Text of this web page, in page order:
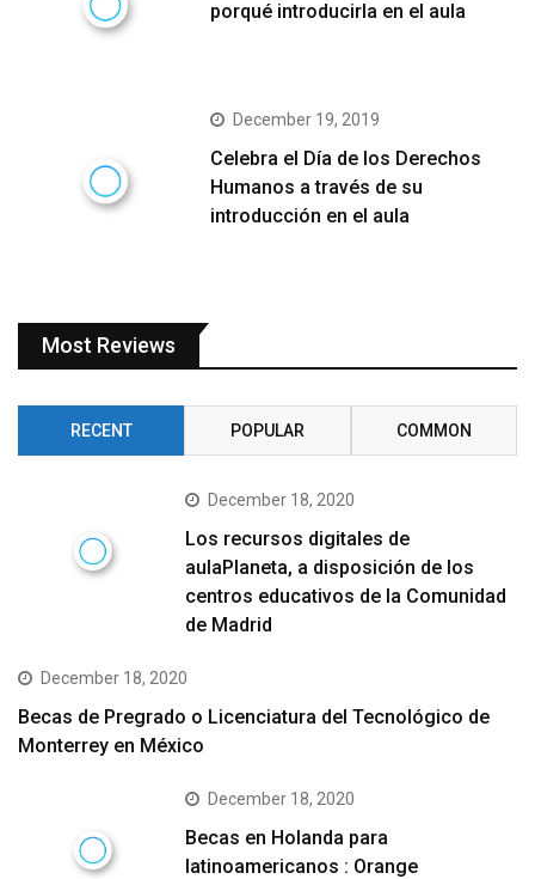
porqué introducirla en el aula
December 19, 2019
Celebra el Día de los Derechos
Humanos a través de su
introducción en el aula
Most Reviews
RECENT POPULAR COMMON
December 18, 2020
Los recursos digitales de
aulaPlaneta, a disposición de los
centros educativos de la Comunidad
de Madrid
December 18, 2020
Becas de Pregrado o Licenciatura del Tecnológico de
Monterrey en México
December 18, 2020
Becas en Holanda para
latinoamericanos : Orange